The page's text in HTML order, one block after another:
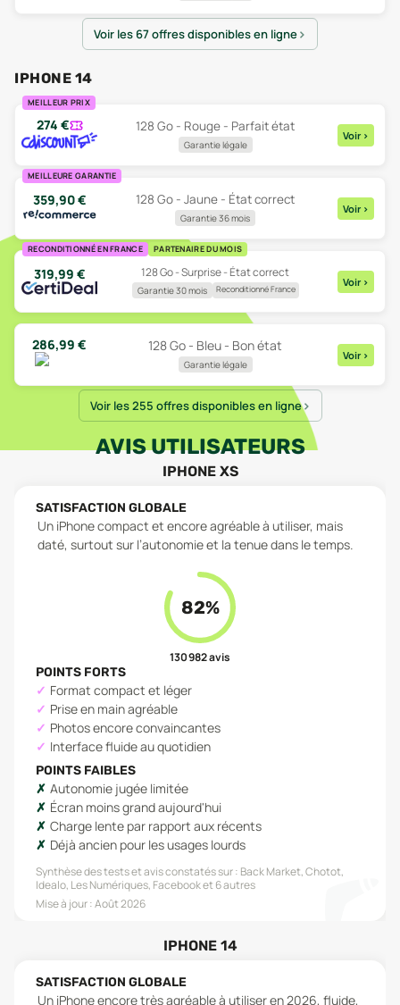
Voir les 67 offres disponibles en ligne
IPHONE 14
MEILLEUR PRIX
274 € 128 Go - Rouge - Parfait état
Garantie légale
Voir >
MEILLEURE GARANTIE
359,90€ 128 Go - Jaune - État correct
Garantie 36 mois
Voir >
RECONDITIONNÉ EN FRANCE PARTENAIRE DU MOIS
319,99 € 128 Go - Surprise - État correct
Garantie 30 mois Reconditionné France
Voir >
286,99 € 128 Go - Bleu - Bon état
Garantie légale
Voir >
Voir les 255 offres disponibles en ligne
AVIS UTILISATEURS
IPHONE XS
SATISFACTION GLOBALE
Un iPhone compact et encore agréable à utiliser, mais
daté, surtout sur l’autonomie et la tenue dans le temps.
82%
130 982avis
POINTS FORTS
Format compact et léger
Prise en main agréable
Photos encore convaincantes
Interface fluide au quotidien
POINTS FAIBLES
Autonomie jugée limitée
Écran moins grand aujourd'hui
Charge lente par rapport aux récents
Déjà ancien pour les usages lourds
Synthèse des tests et avis constatés sur : Back Market, Chotot,
Idealo, Les Numériques, Facebooket 6 autres
Mise à jour :Août 2026
IPHONE 14
SATISFACTION GLOBALE
Un iPhone encore très agréable à utiliser en 2026, fluide,